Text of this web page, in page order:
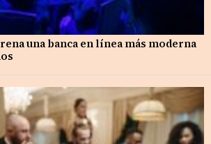
una banca en línea más moderna